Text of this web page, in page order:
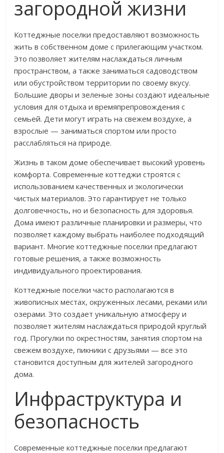
загородной жизни
Коттеджные поселки предоставляют возможность
жить в собственном доме с прилегающим участком.
Это позволяет жителям наслаждаться личным
пространством, а также заниматься садоводством
или обустройством территории по своему вкусу.
Большие дворы и зеленые зоны создают идеальные
условия для отдыха и времяпрепровождения с
семьей. Дети могут играть на свежем воздухе, а
взрослые — заниматься спортом или просто
расслабляться на природе.
Жизнь в таком доме обеспечивает высокий уровень
комфорта. Современные коттеджи строятся с
использованием качественных и экологически
чистых материалов. Это гарантирует не только
долговечность, но и безопасность для здоровья.
Дома имеют различные планировки и размеры, что
позволяет каждому выбрать наиболее подходящий
вариант. Многие коттеджные поселки предлагают
готовые решения, а также возможность
индивидуального проектирования.
Коттеджные поселки часто располагаются в
живописных местах, окруженных лесами, реками или
озерами. Это создает уникальную атмосферу и
позволяет жителям наслаждаться природой круглый
год. Прогулки по окрестностям, занятия спортом на
свежем воздухе, пикники с друзьями — все это
становится доступным для жителей загородного
дома.
Инфраструктура и
безопасность
Современные коттеджные поселки предлагают